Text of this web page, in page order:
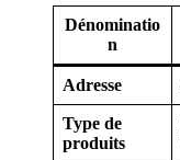
Dénominatio
n
Adresse
Type de
produits